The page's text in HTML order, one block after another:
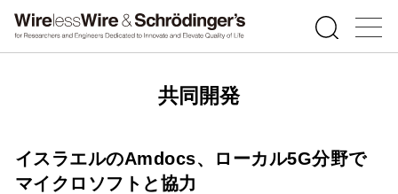
共同開発
イスラエルのAmdocs、ローカル5G分野で
マイクロソフトと協力